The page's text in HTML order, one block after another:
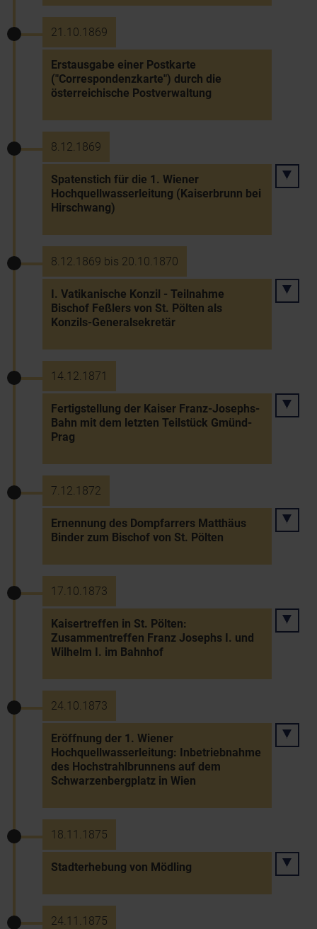
21.10.1869
Erstausgabe einer Postkarte
("Correspondenzkarte") durch die
österreichische Postverwaltung
8.12.1869
Spatenstich für die 1. Wiener
Hochquellwasserleitung (Kaiserbrunn bei
Hirschwang)
8.12.1869 bis 20.10.1870
I. Vatikanische Konzil - Teilnahme
Bischof Feßlers von St. Pölten als
Konzils-Generalsekretär
14.12.1871
Fertigstellung der Kaiser Franz-Josephs-
Bahn mit dem letzten Teilstück Gmünd-
Prag
7.12.1872
Ernennung des Dompfarrers Matthäus
Binder zum Bischof von St. Pölten
17.10.1873
Kaisertreffen in St. Pölten:
Zusammentreffen Franz Josephs I. und
Wilhelm I. im Bahnhof
24.10.1873
Eröffnung der 1. Wiener
Hochquellwasserleitung: Inbetriebnahme
des Hochstrahlbrunnens auf dem
Schwarzenbergplatz in Wien
18.11.1875
Stadterhebung von Mödling
24.11.1875